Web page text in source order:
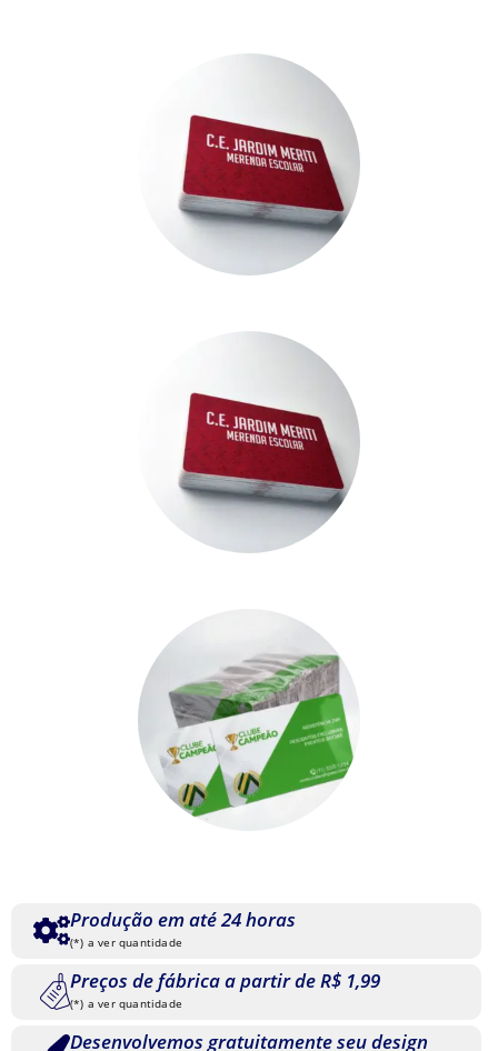
Produção em até 24 horas
(*) a ver quantidade
Preços de fábrica a partir de R$ 1,99
(*) a ver quantidade
Desenvolvemos gratuitamente seu design